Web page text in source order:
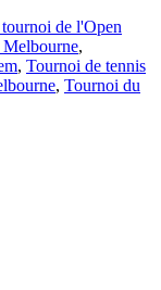
de l'Open
Melbourne,
, Tournoi de tennis
, Tournoi du